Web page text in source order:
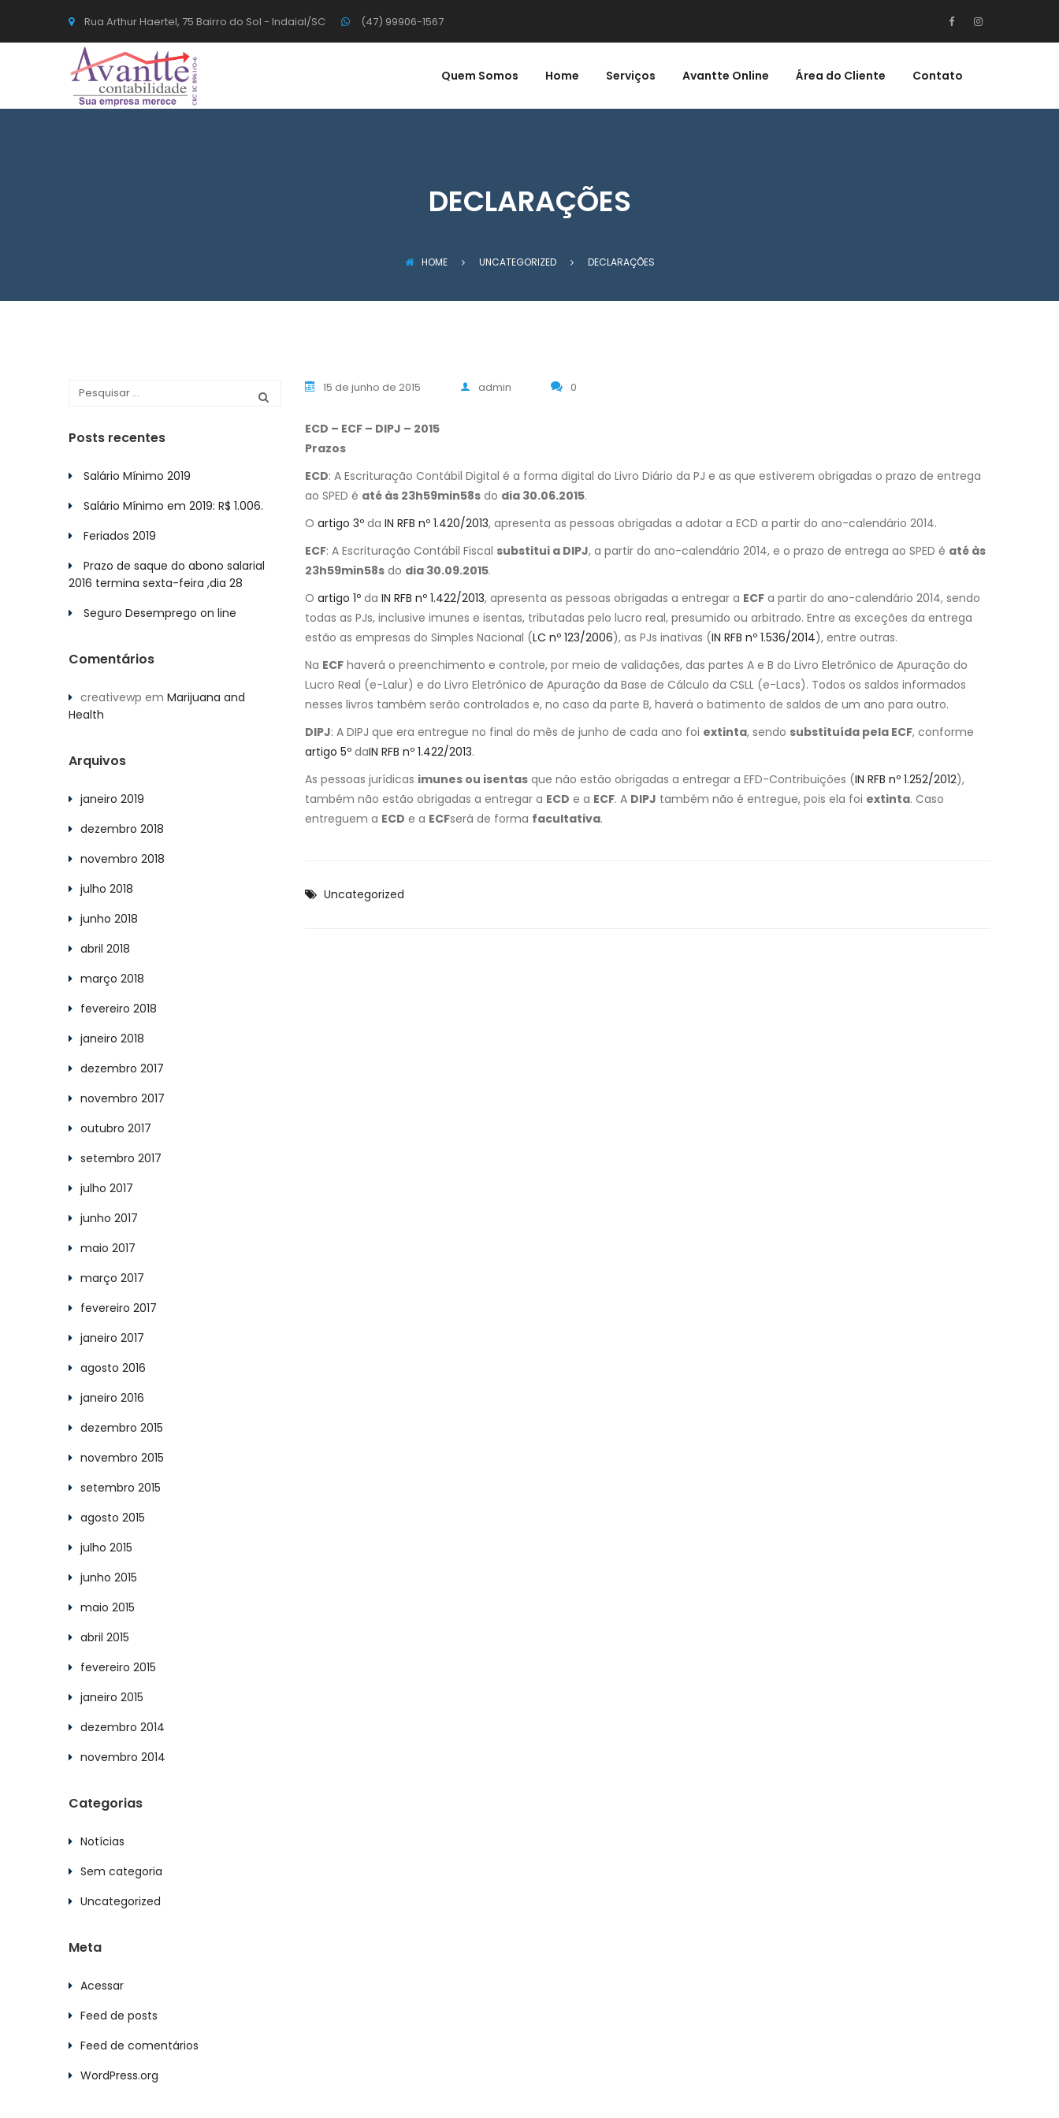
Rua Arthur Haertel, 75 Bairro do Sol - Indaial/SC (47) 99906-1567
Quem Somos Home Serviços Avantte Online Área do Cliente Contato
DECLARAÇÕES
HOME UNCATEGORIZED DECLARAÇÕES
15 de junho de 2015 admin 0
ECD – ECF – DIPJ – 2015
Prazos
ECD: A Escrituração Contábil Digital é a forma digital do Livro Diário da PJ e as que estiverem obrigadas o prazo de entrega
ao SPED é até às 23h59min58s do dia 30.06.2015.
O artigo 3º da IN RFB nº 1.420/2013, apresenta as pessoas obrigadas a adotar a ECD a partir do ano-calendário 2014.
ECF: A Escrituração Contábil Fiscal substitui a DIPJ, a partir do ano-calendário 2014, e o prazo de entrega ao SPED é até às
23h59min58s do dia 30.09.2015.
O artigo 1º da IN RFB nº 1.422/2013, apresenta as pessoas obrigadas a entregar a ECF a partir do ano-calendário 2014, sendo
todas as PJs, inclusive imunes e isentas, tributadas pelo lucro real, presumido ou arbitrado. Entre as exceções da entrega
estão as empresas do Simples Nacional (LC nº 123/2006), as PJs inativas (IN RFB nº 1.536/2014), entre outras.
Na ECF haverá o preenchimento e controle, por meio de validações, das partes A e B do Livro Eletrônico de Apuração do
Lucro Real (e-Lalur) e do Livro Eletrônico de Apuração da Base de Cálculo da CSLL (e-Lacs). Todos os saldos informados
nesses livros também serão controlados e, no caso da parte B, haverá o batimento de saldos de um ano para outro.
DIPJ: A DIPJ que era entregue no final do mês de junho de cada ano foi extinta, sendo substituída pela ECF, conforme
artigo 5º daIN RFB nº 1.422/2013.
As pessoas jurídicas imunes ou isentas que não estão obrigadas a entregar a EFD-Contribuições (IN RFB nº 1.252/2012),
também não estão obrigadas a entregar a ECD e a ECF. A DIPJ também não é entregue, pois ela foi extinta. Caso
entreguem a ECD e a ECFserá de forma facultativa.
Uncategorized
Posts recentes
Salário Mínimo 2019
Salário Mínimo em 2019: R$ 1.006.
Feriados 2019
Prazo de saque do abono salarial
2016 termina sexta-feira ,dia 28
Seguro Desemprego on line
Comentários
creativewp em Marijuana and
Health
Arquivos
janeiro 2019
dezembro 2018
novembro 2018
julho 2018
junho 2018
abril 2018
março 2018
fevereiro 2018
janeiro 2018
dezembro 2017
novembro 2017
outubro 2017
setembro 2017
julho 2017
junho 2017
maio 2017
março 2017
fevereiro 2017
janeiro 2017
agosto 2016
janeiro 2016
dezembro 2015
novembro 2015
setembro 2015
agosto 2015
julho 2015
junho 2015
maio 2015
abril 2015
fevereiro 2015
janeiro 2015
dezembro 2014
novembro 2014
Categorias
Notícias
Sem categoria
Uncategorized
Meta
Acessar
Feed de posts
Feed de comentários
WordPress.org